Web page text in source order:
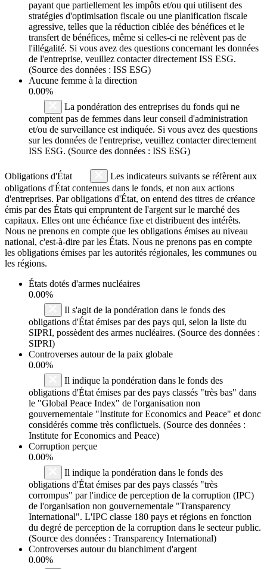
payant que partiellement les impôts et/ou qui utilisent des
stratégies d'optimisation fiscale ou une planification fiscale
agressive, telles que la réduction ciblée des bénéfices et le
transfert de bénéfices, même si celles-ci ne relèvent pas de
l'illégalité. Si vous avez des questions concernant les données
de l'entreprise, veuillez contacter directement ISS ESG.
(Source des données : ISS ESG)
Aucune femme à la direction
0.00%
La pondération des entreprises du fonds qui ne
comptent pas de femmes dans leur conseil d'administration
et/ou de surveillance est indiquée. Si vous avez des questions
sur les données de l'entreprise, veuillez contacter directement
ISS ESG. (Source des données : ISS ESG)
Obligations d'État
Les indicateurs suivants se réfèrent aux
obligations d'État contenues dans le fonds, et non aux actions
d'entreprises. Par obligations d'État, on entend des titres de créance
émis par des États qui empruntent de l'argent sur le marché des
capitaux. Elles ont une échéance fixe et distribuent des intérêts.
Nous ne prenons en compte que les obligations émises au niveau
national, c'est-à-dire par les États. Nous ne prenons pas en compte
les obligations émises par les autorités régionales, les communes ou
les régions.
États dotés d'armes nucléaires
0.00%
Il s'agit de la pondération dans le fonds des
obligations d'État émises par des pays qui, selon la liste du
SIPRI, possèdent des armes nucléaires. (Source des données :
SIPRI)
Controverses autour de la paix globale
0.00%
Il indique la pondération dans le fonds des
obligations d'État émises par des pays classés "très bas" dans
le "Global Peace Index" de l'organisation non
gouvernementale "Institute for Economics and Peace" et donc
considérés comme très conflictuels. (Source des données :
Institute for Economics and Peace)
Corruption perçue
0.00%
Il indique la pondération dans le fonds des
obligations d'État émises par des pays classés "très
corrompus" par l'indice de perception de la corruption (IPC)
de l'organisation non gouvernementale "Transparency
International". L'IPC classe 180 pays et régions en fonction
du degré de perception de la corruption dans le secteur public.
(Source des données : Transparency International)
Controverses autour du blanchiment d'argent
0.00%